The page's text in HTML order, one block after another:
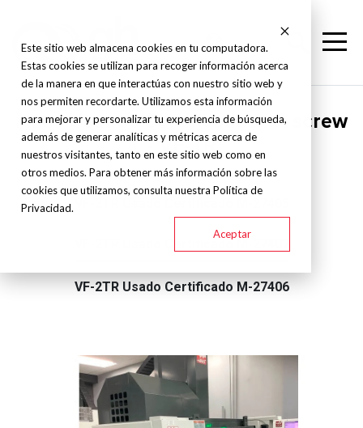
Este sitio web almacena cookies en tu computadora.
Estas cookies se utilizan para recoger información acerca
de la manera en que interactúas con nuestro sitio web y
nos permiten recordarte. Utilizamos esta información
para mejorar y personalizar tu experiencia de búsqueda,
además de generar analíticas y métricas acerca de
nuestros visitantes, tanto en este sitio web como en
otros medios. Para obtener más información sobre las
cookies que utilizamos, consulta nuestra Política de
Privacidad.
Aceptar
Haas Usados Certificados - A screw
- VF-TR
VF-2TR Usado Certificado M-27407
VF-2TR Usado Certificado M-27406